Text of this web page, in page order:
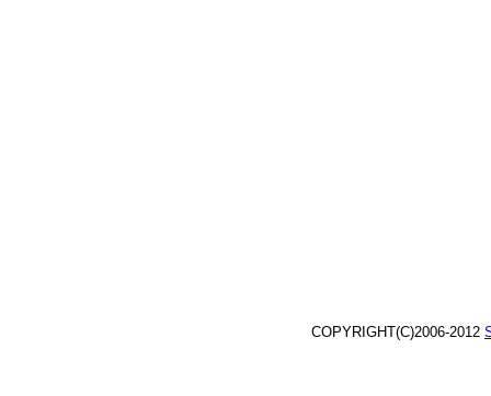
COPYRIGHT(C)2006-2012